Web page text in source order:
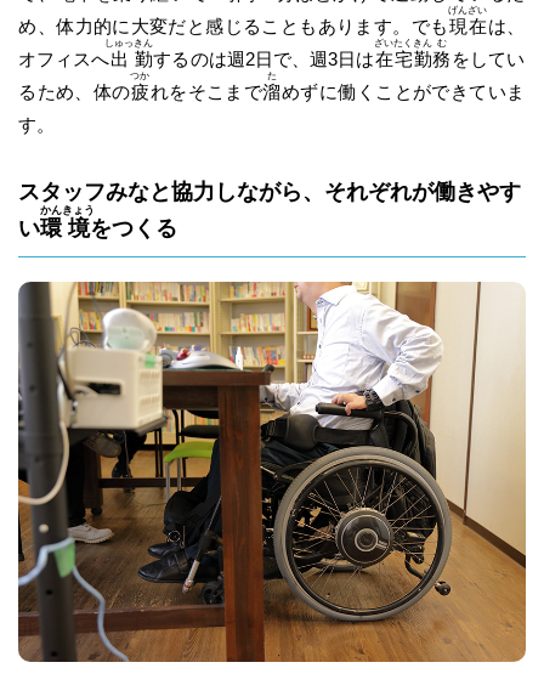
め、体力的に大変だと感じることもあります。でも現
げん
在
ざい
は、
オフィスへ出
しゅっ
勤
きん
するのは週2日で、週3日は在
ざい
宅
たく
勤
きん
務
む
をしてい
るため、体の疲
つか
れをそこまで溜
た
めずに働くことができていま
す。
スタッフみなと協力しながら、それぞれが働きやす
い環
かん
境
きょう
をつくる